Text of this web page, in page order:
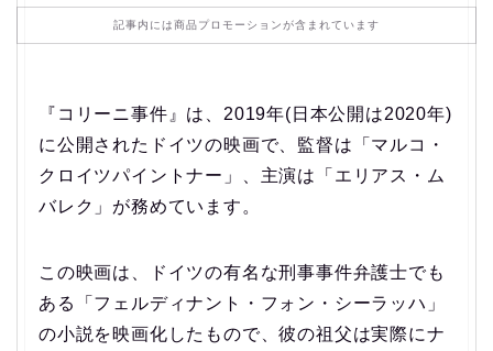
記事内には商品プロモーションが含まれています
『コリーニ事件』は、2019年(日本公開は2020年)
に公開されたドイツの映画で、監督は「マルコ・
クロイツパイントナー」、主演は「エリアス・ム
バレク」が務めています。
この映画は、ドイツの有名な刑事事件弁護士でも
ある「フェルディナント・フォン・シーラッハ」
の小説を映画化したもので、彼の祖父は実際にナ